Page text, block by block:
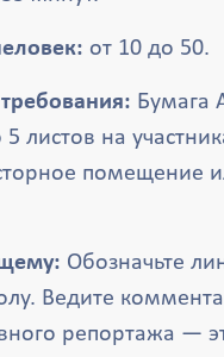
от 10 до 50.
Бумага
листов на
помещение
Обозначьте
Ведите
репортажа —